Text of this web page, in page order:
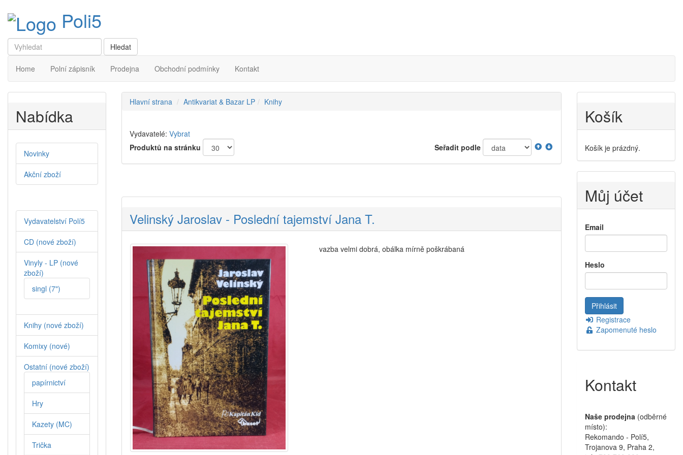
Poli5
Home Polní zápisník Prodejna Obchodní podmínky Kontakt
Hlavní strana Antikvariat & Bazar LP Knihy
Vydavatelé: Vybrat
Produktů na stránku
Seřadit podle
Velinský Jaroslav - Poslední tajemství Jana T.
vazba velmi dobrá, obálka mírně poškrábaná
Nabídka
Novinky
Akční zboží
Vydavatelství Polí5
CD (nové zboží)
Vinyly - LP (nové
zboží)
singl (7")
Knihy (nové zboží)
Komixy (nové)
Ostatní (nové zboží)
papírnictví
Hry
Kazety (MC)
Trička
Košík
Košík je prázdný.
Můj účet
Email
Heslo
Registrace
Zapomenuté heslo
Kontakt
Naše prodejna (odběrné
místo):
Rekomando - Polí5,
Trojanova 9, Praha 2,